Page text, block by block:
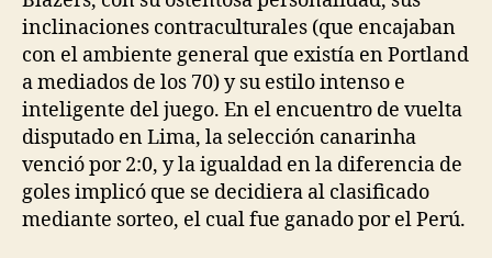
inclinaciones contraculturales (que encajaban
con el ambiente general que existía en Portland
a mediados de los 70) y su estilo intenso e
inteligente del juego. En el encuentro de vuelta
disputado en Lima, la selección canarinha
venció por 2:0, y la igualdad en la diferencia de
goles implicó que se decidiera al clasificado
mediante sorteo, el cual fue ganado por el Perú.